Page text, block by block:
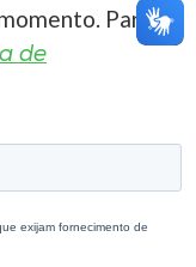
Para
de